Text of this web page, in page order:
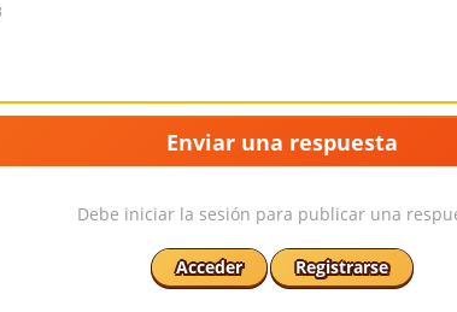
Enviar una respuesta
Debe iniciar la sesión para publicar una
Acceder Registrarse